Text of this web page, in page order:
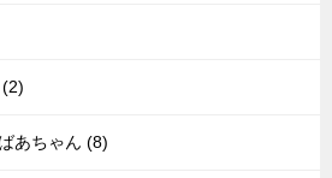
あちゃん (8)